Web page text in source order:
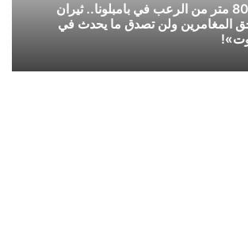
بالصور: 800 متر من الرعب في بامبلونا.. ثيران
المغامرين ولن تصدق ما يحدث في